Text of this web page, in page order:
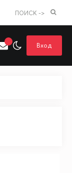
ПОИСК ->
Вход